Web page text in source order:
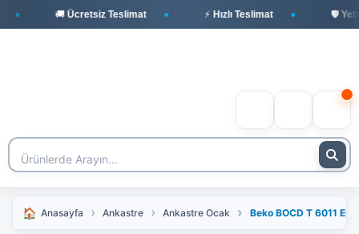
🚚 Ücretsiz Teslimat ⚡ Hızlı Teslimat 🛡️
Anasayfa Ankastre Ankastre Ocak Beko BOCD T 6011